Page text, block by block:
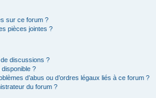
sur ce forum ?
pièces jointes ?
discussions ?
disponible ?
d’abus ou d’ordres légaux liés à ce forum ?
du forum ?